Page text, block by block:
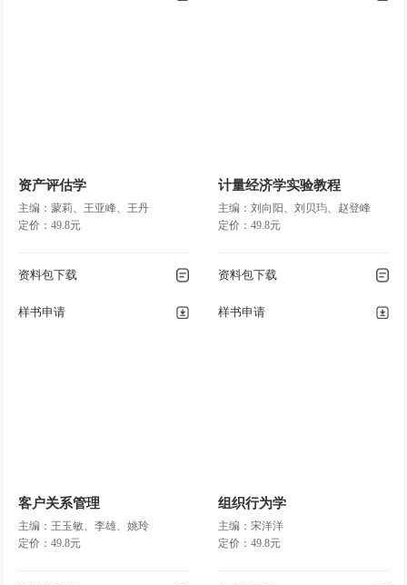
资产评估学
主编：蒙莉、王亚峰、王丹
定价：49.8元
资料包下载
样书申请
计量经济学实验教程
主编：刘向阳、刘贝玙、赵登峰
定价：49.8元
资料包下载
样书申请
客户关系管理
主编：王玉敏、李雄、姚玲
定价：49.8元
组织行为学
主编：宋洋洋
定价：49.8元